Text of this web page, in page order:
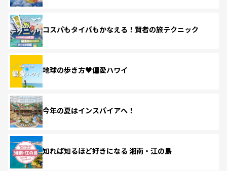
コスパもタイパもかなえる！賢者の旅テクニック
地球の歩き方♥偏愛ハワイ
今年の夏はインスパイアへ！
知れば知るほど好きになる 湘南・江の島